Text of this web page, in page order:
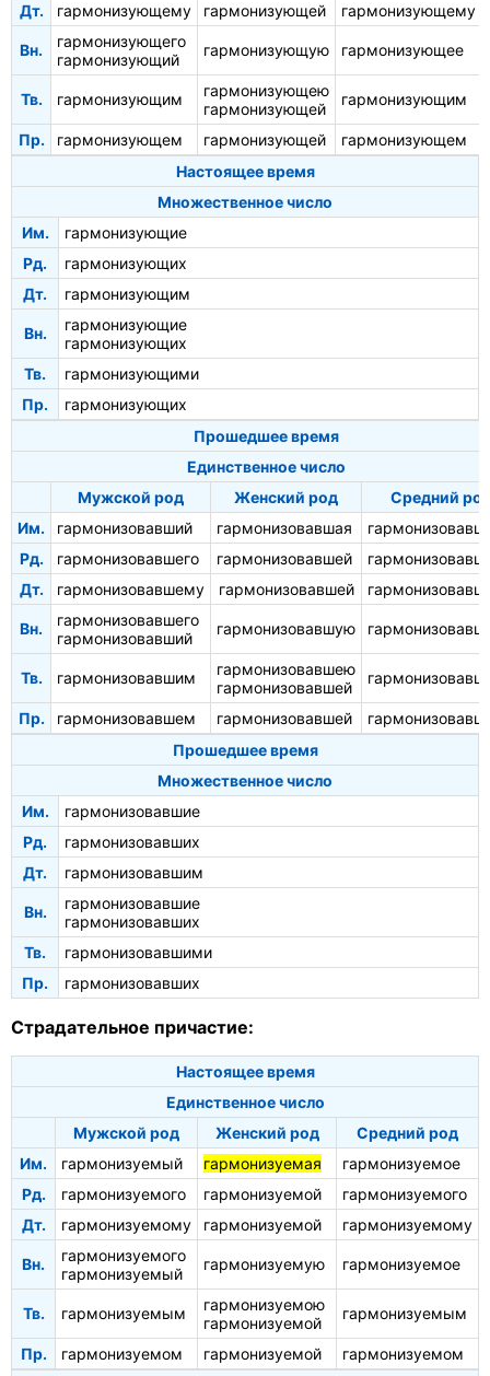
Дт.
гармонизующему гармонизующей гармонизующему
Вн.
гармонизующего
гармонизующий
гармонизующую гармонизующее
Тв. гармонизующим
гармонизующею
гармонизующей
гармонизующим
Пр. гармонизующем гармонизующей
гармонизующем
Настоящее время
Множественное число
Им.
гармонизующие
Рд.
гармонизующих
Дт.
гармонизующим
Вн.
гармонизующие
гармонизующих
Тв.
гармонизующими
Пр.
гармонизующих
Прошедшее время
Единственное число
Мужской род
Женский род
Средний
Им.
гармонизовавший гармонизовавшая
Рд.
гармонизовавшего гармонизовавшей
Дт.
гармонизовавшему гармонизовавшей
Вн.
гармонизовавшего
гармонизовавший
гармонизовавшую
Тв. гармонизовавшим
гармонизовавшею
гармонизовавшей
Пр. гармонизовавшем гармонизовавшей
Прошедшее время
Множественное число
Им.
гармонизовавшие
Рд.
гармонизовавших
Дт.
гармонизовавшим
Вн.
гармонизовавшие
гармонизовавших
Тв.
гармонизовавшими
Пр.
гармонизовавших
Страдательное причастие:
Настоящее время
Единственное число
Мужской род
Женский род
Средний род
Им.
гармонизуемый гармонизуемая
гармонизуемое
Рд.
гармонизуемого гармонизуемой
гармонизуемого
Дт.
гармонизуемому гармонизуемой гармонизуемому
Вн.
гармонизуемого
гармонизуемый
гармонизуемую гармонизуемое
Тв. гармонизуемым
гармонизуемою
гармонизуемой
гармонизуемым
Пр. гармонизуемом гармонизуемой гармонизуемом